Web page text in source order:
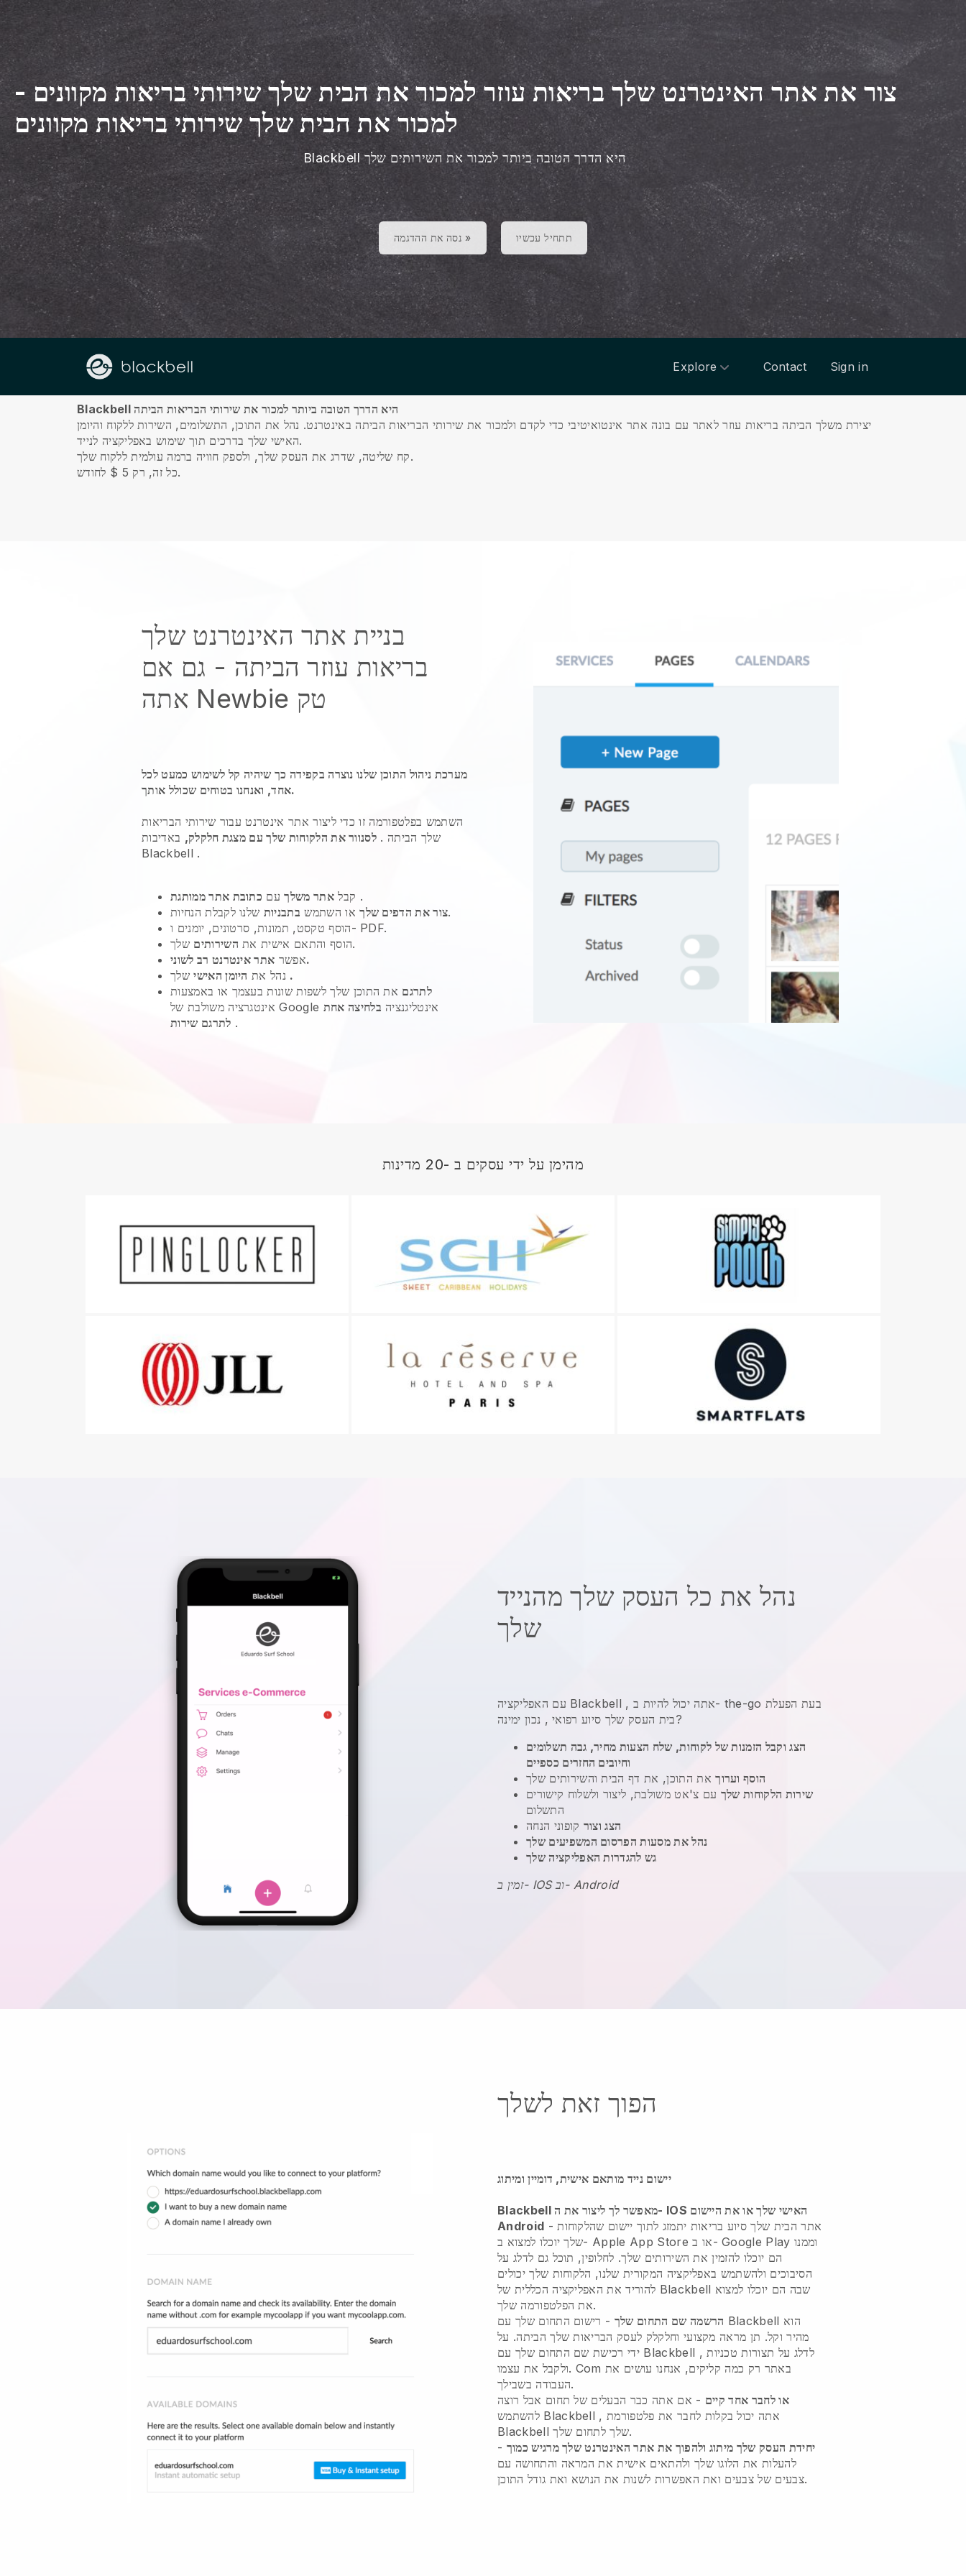
צור את אתר האינטרנט שלך בריאות עוזר למכור את הבית שלך שירותי בריאות מקוונים -
למכור את הבית שלך שירותי בריאות מקוונים
Blackbell היא הדרך הטובה ביותר למכור את השירותים שלך
נסה את ההדגמה » תתחיל עכשיו
Explore Contact Sign in
עלינו
Blackbell היא הדרך הטובה ביותר למכור את שירותי הבריאות הביתה
יצירת משלך הביתה בריאות עוזר לאתר עם בונה אתר אינטואיטיבי כדי לקדם ולמכור את שירותי הבריאות הביתה באינטרנט. נהל את התוכן, התשלומים, השירות ללקוח והיומן
האישי שלך בדרכים תוך שימוש באפליקציה לנייד.
קח שליטה, שדרג את העסק שלך, ולספק חוויה ברמה עולמית ללקוח שלך.
כל זה, רק 5 $ לחודש.
בניית אתר האינטרנט שלך
בריאות עוזר הביתה - גם אם
אתה Newbie טק
מערכת ניהול התוכן שלנו נוצרה בקפידה כך שיהיה קל לשימוש כמעט לכל
אחד, ואנחנו בטוחים שכולל אותך.
השתמש בפלטפורמה זו כדי ליצור אתר אינטרנט עבור שירותי הבריאות
שלך הביתה . לסנוור את הלקוחות שלך עם מצגת חלקלק, באדיבות
Blackbell .
קבלאתר משלךעם כתובת אתר ממותגת
.
צור את הדפים שלךאו השתמש בתבניות
שלנו לקבלת הנחיות.
הוסף טקסט, תמונות, סרטונים, יומנים ו- PDF.
הוסף והתאם אישית את השירותים
שלך.
אפשראתר אינטרנט רב לשוני.
נהל את היומן האישי
.
לתרגם את התוכן שלך לשפות שונות בעצמך או באמצעות
אינטגרציה משולבת של Google אינטליגנציה בלחיצה אחת
לתרגם שירות .
מהימן על ידי עסקים ב -20 מדינות
נהל את כל העסק שלך מהנייד
שלך
Blackbell ,אתה יכול להיות ב- the-go בעת הפעלת
בית העסק שלך סיוע רפואי, נכון ימינה?
הצג וקבל הזמנות של לקוחות, שלח הצעות מחיר, גבה תשלומים
וחיובים החזרים כספיים
הוסף וערוךאת התוכן, את דף הבית והשירותים שלך
שירות הלקוחות שלך עם צ'אט משולבת, ליצור ולשלוח קישורים
התשלום
הצג וצור קופוני הנחה
נהל את מסעות הפרסום המשפיעים שלך
גש להגדרות האפליקציה שלך
זמין ב- IOS וב- Android
הפוך זאת לשלך
יישום נייד מותאם אישית, דומיין ומיתוג
Blackbell מאפשר לך ליצור את ה- IOS האישי שלך או את היישום
Android - אתר הבית שלך סיוע בריאות יתמזג לתוך יישום שהלקוחות
שלך יוכלו למצוא ב- Apple App Store או ב- Google Play וממנו
הם יוכלו להזמין את השירותים שלך. לחלופין, תוכל גם לדלג על
הסיבוכים ולהשתמש באפליקציה המקורית שלנו, הלקוחות שלך יכולים
Blackbell
את הפלטפורמה שלך.
הרשמה שם התחום שלך Blackbell
מהיר וקל. תן מראה מקצועי וחלקלק לעסק הבריאות שלך הביתה. על
Blackbell , לדלג על תצורות טכניות
ולקבל את עצמו. Com באתר רק כמה קליקים, אנחנו עושים את
העבודה בשבילך.
או לחבר אחד קיים - אם אתה כבר הבעלים של תחום אבל רוצה
להשתמש Blackbell
, אתה יכול בקלות לחבר את פלטפורמת
Blackbell
שלך לתחום שלך.
יחידת העסק שלך מיתוג ולהפוך את אתר האינטרנט שלך מרגיש כמוך -
להעלות את הלוגו שלך ולהתאים אישית את המראה והתחושה עם
צבעים של צבעים ואת האפשרות לשנות את הנושא ואת גודל התוכן.